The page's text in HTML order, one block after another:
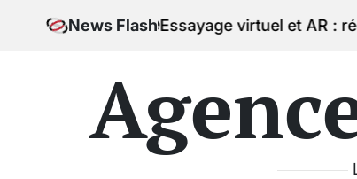
News Flash
Essayage virtuel et AR : réduire la peur de